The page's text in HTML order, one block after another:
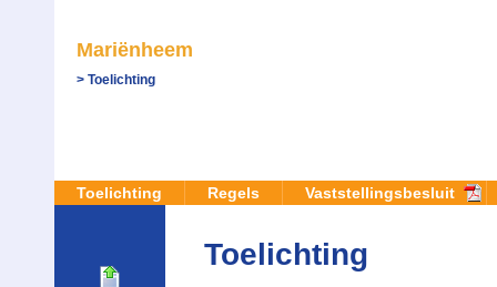
Mariënheem
Toelichting
Toelichting Regels Vaststellingsbesluit
Toelichting